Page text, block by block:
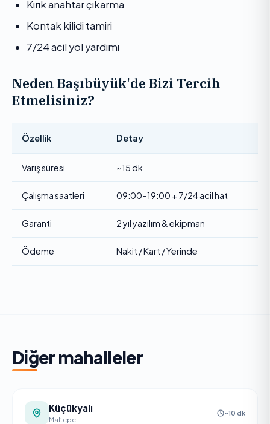
Kırık anahtar çıkarma
Kontak kilidi tamiri
7/24 acil yol yardımı
Neden Başıbüyük'de Bizi Tercih
Etmelisiniz?
Özellik Detay
Varış süresi ~15 dk
Çalışma saatleri 09:00–19:00 + 7/24 acil hat
Garanti 2 yıl yazılım & ekipman
Ödeme Nakit / Kart / Yerinde
Diğer mahalleler
Küçükyalı
Maltepe
~10 dk